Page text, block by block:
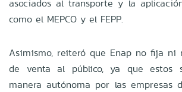
asociados al transporte y la
como el MEPCO y el FEPP.
Asimismo, reiteró que Enap no fija ni
de venta al público, ya que estos
manera autónoma por las empresas